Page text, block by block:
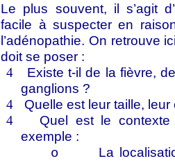
Le plus souvent, il s’agit
facile à suspecter en
l’adénopathie. On retrouve
doit se poser :
4
Existe t-il de la fièvre,
ganglions ?
4 Quelle est leur taille,
4
Quel est le
exemple :
o
La